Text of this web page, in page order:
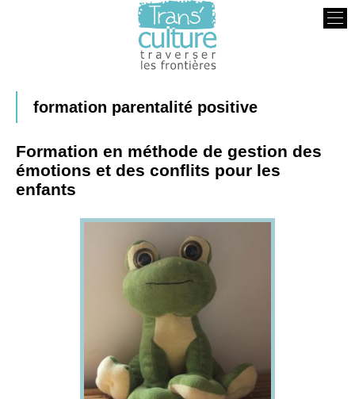
formation parentalité positive
Formation en méthode de gestion des
émotions et des conflits pour les
enfants